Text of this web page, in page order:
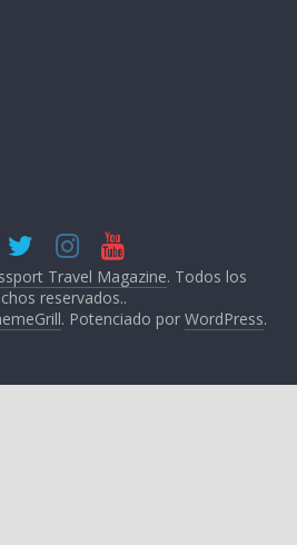
Travel Magazine. Todos los
reservados..
. Potenciado por WordPress.